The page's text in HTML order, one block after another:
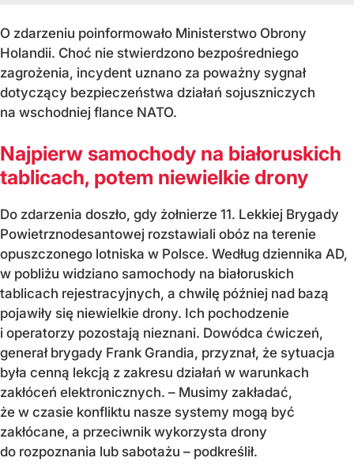
O zdarzeniu poinformowało Ministerstwo Obrony
Holandii. Choć nie stwierdzono bezpośredniego
zagrożenia, incydent uznano za poważny sygnał
dotyczący bezpieczeństwa działań sojuszniczych
na wschodniej flance NATO.
Najpierw samochody na białoruskich
tablicach, potem niewielkie drony
Do zdarzenia doszło, gdy żołnierze 11. Lekkiej Brygady
Powietrznodesantowej rozstawiali obóz na terenie
opuszczonego lotniska w Polsce. Według dziennika AD,
w pobliżu widziano samochody na białoruskich
tablicach rejestracyjnych, a chwilę później nad bazą
pojawiły się niewielkie drony. Ich pochodzenie
i operatorzy pozostają nieznani. Dowódca ćwiczeń,
generał brygady Frank Grandia, przyznał, że sytuacja
była cenną lekcją z zakresu działań w warunkach
zakłóceń elektronicznych. – Musimy zakładać,
że w czasie konfliktu nasze systemy mogą być
zakłócane, a przeciwnik wykorzysta drony
do rozpoznania lub sabotażu – podkreślił.